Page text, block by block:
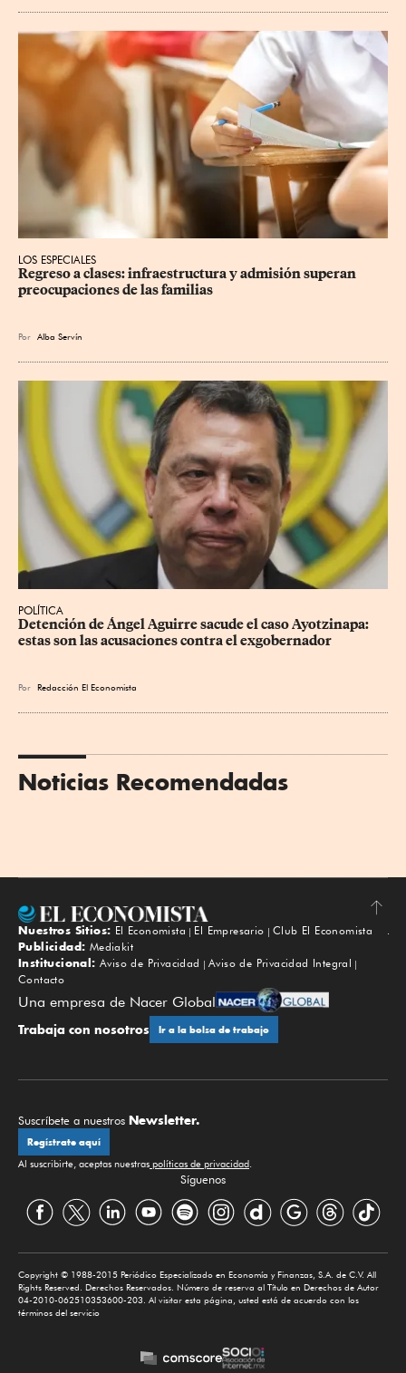
LOS ESPECIALES
Regreso a clases: infraestructura y admisión superan
preocupaciones de las familias
Por Alba Servín
POLÍTICA
Detención de Ángel Aguirre sacude el caso Ayotzinapa:
estas son las acusaciones contra el exgobernador
Por Redacción El Economista
Noticias Recomendadas
Subir
Nuestros Sitios: El Economista El Empresario
Club El Economista
Publicidad: Mediakit
Institucional: Aviso de Privacidad
Aviso de Privacidad Integral
Contacto
Una empresa de Nacer Global
Trabaja con nosotros Ir a la bolsa de trabajo
Suscríbete a nuestros Newsletter.
Regístrate aquí
Al suscribirte, aceptas nuestras políticas de privacidad.
Síguenos
Copyright © 1988-2015 Periódico Especializado en Economía y Finanzas, S.A. de C.V. All
Rights Reserved. Derechos Reservados. Número de reserva al Título en Derechos de Autor
04-2010-062510353600-203. Al visitar esta página, usted está de acuerdo con los
términos del servicio